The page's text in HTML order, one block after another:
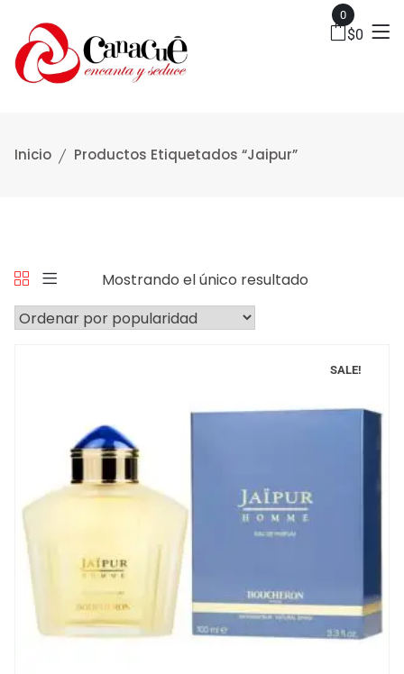
0
$0
Inicio Productos Etiquetados “Jaipur”
Mostrando el único resultado
SALE!